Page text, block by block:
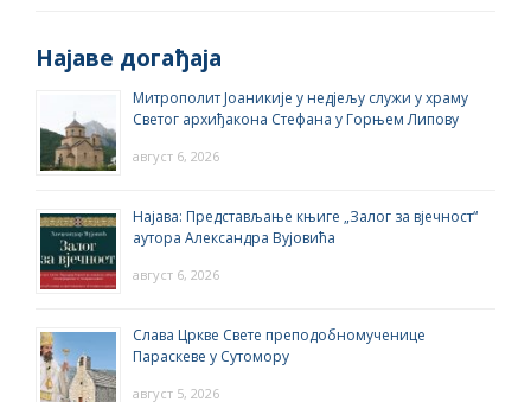
Најаве догађаја
Митрополит Јоаникије у недјељу служи у храму
Светог архиђакона Стефана у Горњем Липову
август 6, 2026
Најава: Представљање књиге „Залог за вјечност“
аутора Александра Вујовића
август 6, 2026
Слава Цркве Свете преподобномученице
Параскеве у Сутомору
август 5, 2026